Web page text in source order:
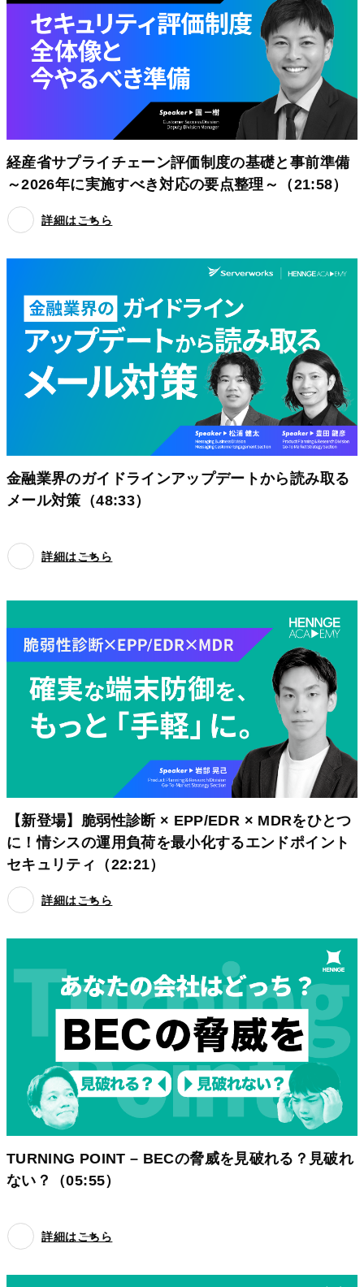
経産省サプライチェーン評価制度の基礎と事前準備
～2026年に実施すべき対応の要点整理～（21:58）
詳細はこちら
金融業界のガイドラインアップデートから読み取る
メール対策（48:33）
詳細はこちら
【新登場】脆弱性診断 × EPP/EDR × MDRをひとつ
に！情シスの運用負荷を最小化するエンドポイント
セキュリティ（22:21）
詳細はこちら
TURNING POINT – BECの脅威を見破れる？見破れ
ない？（05:55）
詳細はこちら